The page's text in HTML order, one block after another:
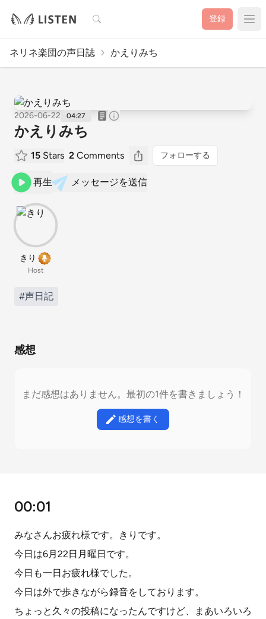
検索 登録
ネリネ楽団の声日誌 かえりみち
2026-06-22 04:27
かえりみち
15 Stars 2 Comments フォローする
再生 メッセージを送信
きり
Host
#声日記
感想
まだ感想はありません。最初の1件を書きましょう！
感想を書く
00:01
みなさんお疲れ様です。きりです。
今日は6月22日月曜日です。
今日も一日お疲れ様でした。
今日は外で歩きながら録音をしております。
ちょっと久々の投稿になったんですけど、まあいろいろ